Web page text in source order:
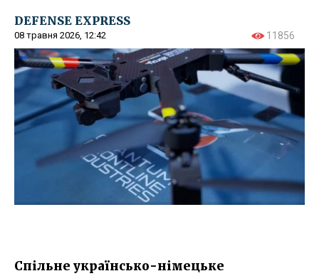
DEFENSE EXPRESS
08 травня 2026, 12:42 11856
Спільне українсько-німецьке